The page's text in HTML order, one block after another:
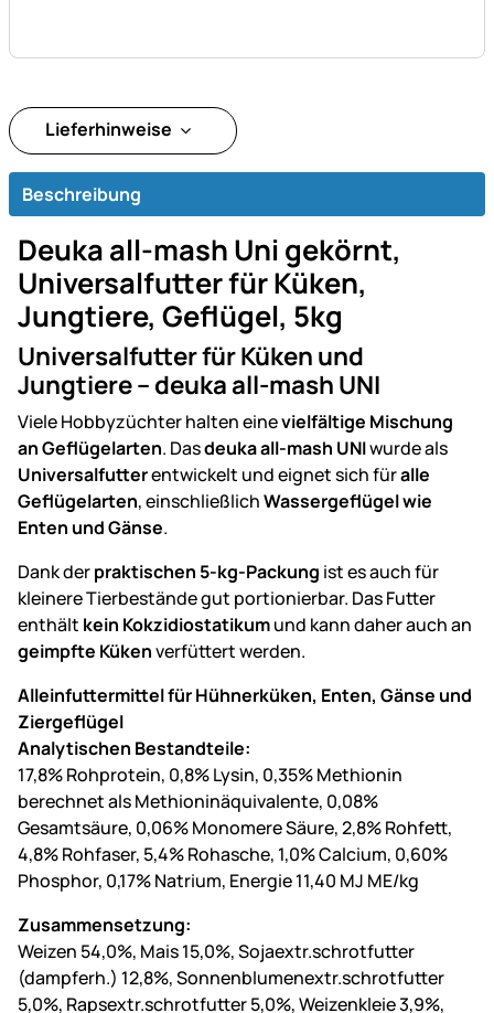
Lieferhinweise
Beschreibung
Deuka all-mash Uni gekörnt,
Universalfutter für Küken,
Jungtiere, Geflügel, 5kg
Universalfutter für Küken und
Jungtiere – deuka all-mash UNI
Viele Hobbyzüchter halten einevielfältige Mischung
an Geflügelarten. Dasdeuka all-mash UNIwurde als
Universalfutterentwickelt und eignet sich füralle
Geflügelarten, einschließlichWassergeflügel wie
Enten und Gänse.
Dank derpraktischen 5-kg-Packung ist es auch für
kleinere Tierbestände gut portionierbar. Das Futter
enthält kein Kokzidiostatikumund kann daher auch an
geimpfte Kükenverfüttert werden.
Alleinfuttermittel für Hühnerküken, Enten, Gänse und
Ziergeflügel
Analytischen Bestandteile:
17,8% Rohprotein, 0,8% Lysin, 0,35% Methionin
berechnet als Methioninäquivalente, 0,08%
Gesamtsäure, 0,06% Monomere Säure, 2,8% Rohfett,
4,8% Rohfaser, 5,4% Rohasche, 1,0% Calcium, 0,60%
Phosphor, 0,17% Natrium, Energie 11,40 MJ ME/kg
Zusammensetzung:
Weizen 54,0%, Mais 15,0%, Sojaextr.schrotfutter
(dampferh.) 12,8%, Sonnenblumenextr.schrotfutter
5,0%, Rapsextr.schrotfutter 5,0%, Weizenkleie 3,9%,